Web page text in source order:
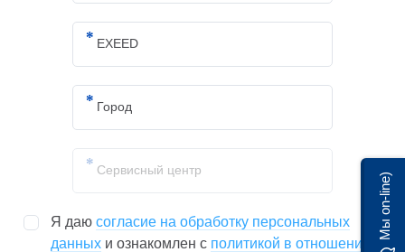
Я даю согласие на обработку персональных
данных и ознакомлен с политикой в отношении
Мы on-line)